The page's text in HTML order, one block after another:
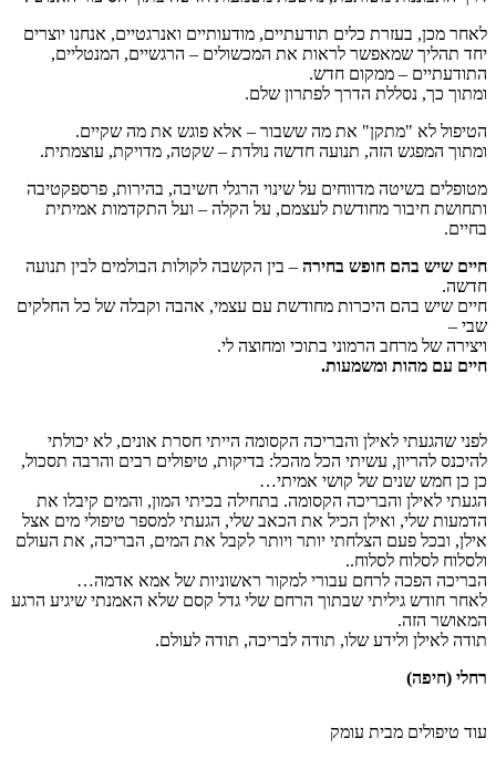
לאחר מכן, בעזרת כלים תודעתיים, מודעותיים ואנרגטיים, אנחנו יוצרים
יחד תהליך שמאפשר לראות את המכשולים – הרגשיים, המנטליים,
התודעתיים – ממקום חדש.
ומתוך כך, נסללת הדרך לפתרון שלם.
הטיפול לא "מתקן" את מה ששבור – אלא פוגש את מה שקיים.
ומתוך המפגש הזה, תנועה חדשה נולדת – שקטה, מדויקת, עוצמתית.
מטופלים בשיטה מדווחים על שינוי הרגלי חשיבה, בהירות, פרספקטיבה
ותחושת חיבור מחודשת לעצמם, על הקלה – ועל התקדמות אמיתית
בחיים.
חיים שיש בהם חופש בחירה – בין הקשבה לקולות הבולמים לבין תנועה
חדשה.
חיים שיש בהם היכרות מחודשת עם עצמי, אהבה וקבלה של כל החלקים
שבי –
ויצירה של מרחב הרמוני בתוכי ומחוצה לי.
חיים עם מהות ומשמעות.
לפני שהגעתי לאילן והבריכה הקסומה הייתי חסרת אונים, לא יכולתי
להיכנס להריון, עשיתי הכל מהכל: בדיקות, טיפולים רבים והרבה תסכול,
כן כן חמש שנים של קושי אמיתי…
הגעתי לאילן והבריכה הקסומה. בתחילה בכיתי המון, והמים קיבלו את
הדמעות שלי, ואילן הכיל את הכאב שלי, הגעתי למספר טיפולי מים אצל
אילן, ובכל פעם הצלחתי יותר ויותר לקבל את המים, הבריכה, את העולם
ולסלוח לסלוח לסלוח..
הבריכה הפכה לרחם עבורי למקור ראשוניות של אמא אדמה…
לאחר חודש גיליתי שבתוך הרחם שלי גדל קסם שלא האמנתי שיגיע הרגע
המאושר הזה.
תודה לאילן ולידע שלו, תודה לבריכה, תודה לעולם.
רחלי (חיפה)
עוד טיפולים מבית עומק